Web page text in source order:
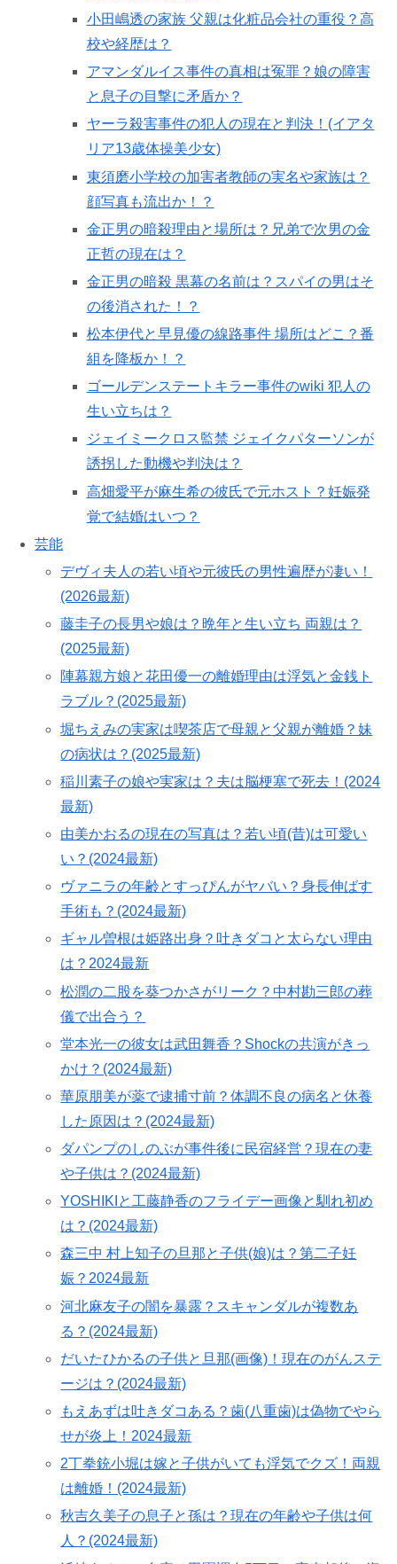
小田嶋透の家族 父親は化粧品会社の重役？高
校や経歴は？
アマンダルイス事件の真相は冤罪？娘の障害
と息子の目撃に矛盾か？
ヤーラ殺害事件の犯人の現在と判決！(イアタ
リア13歳体操美少女)
東須磨小学校の加害者教師の実名や家族は？
顔写真も流出か！？
金正男の暗殺理由と場所は？兄弟で次男の金
正哲の現在は？
金正男の暗殺 黒幕の名前は？スパイの男はそ
の後消された！？
松本伊代と早見優の線路事件 場所はどこ？番
組を降板か！？
ゴールデンステートキラー事件のwiki 犯人の
生い立ちは？
ジェイミークロス監禁 ジェイクパターソンが
誘拐した動機や判決は？
高畑愛平が麻生希の彼氏で元ホスト？妊娠発
覚で結婚はいつ？
芸能
デヴィ夫人の若い頃や元彼氏の男性遍歴が凄い！
(2026最新)
藤圭子の長男や娘は？晩年と生い立ち 両親は？
(2025最新)
陣幕親方娘と花田優一の離婚理由は浮気と金銭ト
ラブル？(2025最新)
堀ちえみの実家は喫茶店で母親と父親が離婚？妹
の病状は？(2025最新)
稲川素子の娘や実家は？夫は脳梗塞で死去！(2024
最新)
由美かおるの現在の写真は？若い頃(昔)は可愛い
い？(2024最新)
ヴァニラの年齢とすっぴんがヤバい？身長伸ばす
手術も？(2024最新)
ギャル曽根は姫路出身？吐きダコと太らない理由
は？2024最新
松潤の二股を葵つかさがリーク？中村勘三郎の葬
儀で出合う？
堂本光一の彼女は武田舞香？Shockの共演がきっ
かけ？(2024最新)
華原朋美が薬で逮捕寸前？体調不良の病名と休養
した原因は？(2024最新)
ダパンプのしのぶが事件後に民宿経営？現在の妻
や子供は？(2024最新)
YOSHIKIと工藤静香のフライデー画像と馴れ初め
は？(2024最新)
森三中 村上知子の旦那と子供(娘)は？第二子妊
娠？2024最新
河北麻友子の闇を暴露？スキャンダルが複数あ
る？(2024最新)
だいたひかるの子供と旦那(画像)！現在のがんステ
ージは？(2024最新)
もえあずは吐きダコある？歯(八重歯)は偽物でやら
せが炎上！2024最新
2丁拳銃小堀は嫁と子供がいても浮気でクズ！両親
は離婚！(2024最新)
秋吉久美子の息子と孫は？現在の年齢や子供は何
人？(2024最新)